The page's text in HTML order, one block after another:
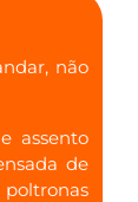
não
assento
de